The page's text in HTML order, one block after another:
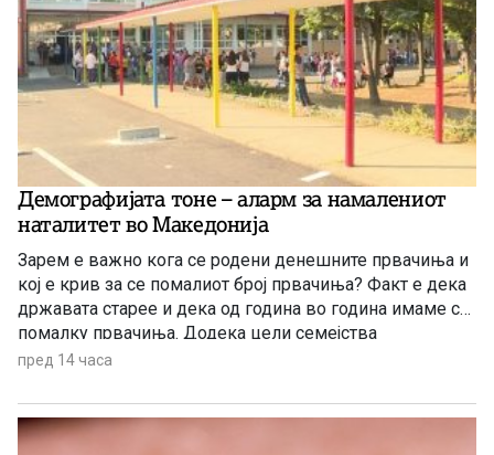
Демографијата тоне – аларм за намалениот
наталитет во Македонија
Зарем е важно кога се родени денешните првачиња и
кој е крив за се помалиот број првачиња? Факт е дека
државата старее и дека од година во година имаме се
помалку првачиња. Додека цели семејства
заминуваат од државата, политичарите си наоѓаат нова
итни мерки за да се спречи одливот на млади.
пред 14 часа